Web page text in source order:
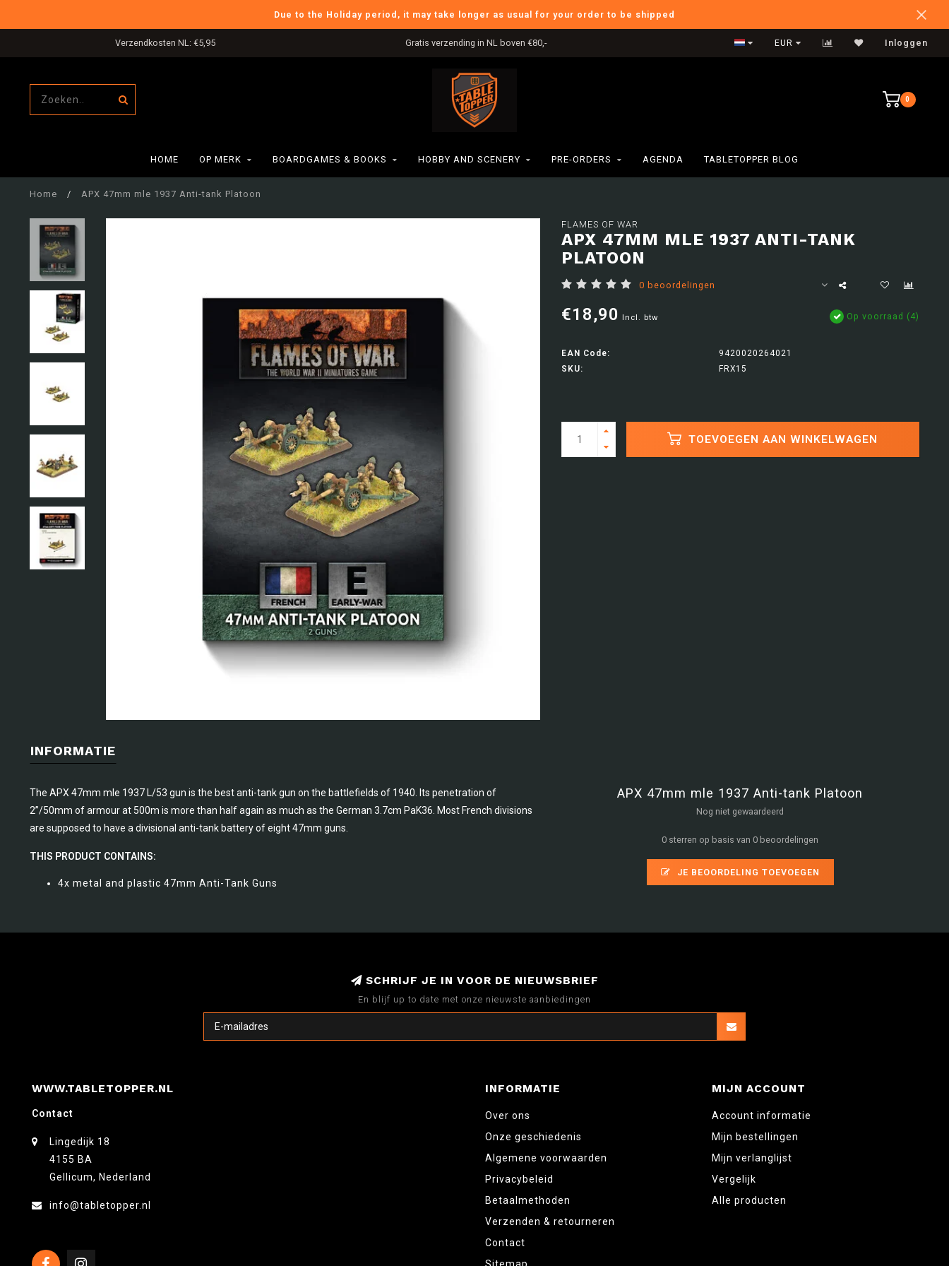
Due to the Holiday period, it may take longer as usual for your order to be shipped
Verzendkosten NL: €5,95 Gratis verzending in NL boven €80,- International Shipping
EUR Inloggen
0
HOME OP MERK BOARDGAMES & BOOKS HOBBY AND SCENERY PRE-ORDERS AGENDA TABLETOPPER BLOG
Home / APX 47mm mle 1937 Anti-tank Platoon
FLAMES OF WAR
APX 47MM MLE 1937 ANTI-TANK
PLATOON
0 beoordelingen
€18,90 Incl. btw Op voorraad (4)
EAN Code:
9420020264021
SKU:
FRX15
TOEVOEGEN AAN WINKELWAGEN
INFORMATIE
The APX 47mm mle 1937 L/53 gun is the best anti-tank gun on the battlefields of 1940. Its penetration of
2”/50mm of armour at 500m is more than half again as much as the German 3.7cm PaK36. Most French divisions
are supposed to have a divisional anti-tank battery of eight 47mm guns.
THIS PRODUCT CONTAINS:
4x metal and plastic 47mm Anti-Tank Guns
APX 47mm mle 1937 Anti-tank Platoon
Nog niet gewaardeerd
0 sterren op basis van 0 beoordelingen
JE BEOORDELING TOEVOEGEN
SCHRIJF JE IN VOOR DE NIEUWSBRIEF
En blijf up to date met onze nieuwste aanbiedingen
WWW.TABLETOPPER.NL
Contact
Lingedijk 18
4155 BA
Gellicum, Nederland
info@tabletopper.nl
INFORMATIE
Over ons
Onze geschiedenis
Algemene voorwaarden
Privacybeleid
Betaalmethoden
Verzenden & retourneren
Contact
Sitemap
MIJN ACCOUNT
Account informatie
Mijn bestellingen
Mijn verlanglijst
Vergelijk
Alle producten